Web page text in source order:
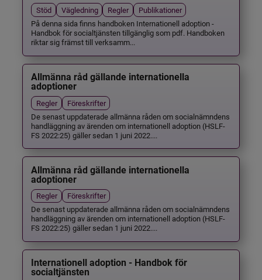
Stöd Vägledning Regler
Publikationer
På denna sida finns handboken Internationell adoption -
Handbok för socialtjänsten tillgänglig som pdf. Handboken
riktar sig främst till verksamm...
Allmänna råd gällande internationella
adoptioner
Regler
Föreskrifter
De senast uppdaterade allmänna råden om socialnämndens
handläggning av ärenden om internationell adoption (HSLF-
FS 2022:25) gäller sedan 1 juni 2022....
Allmänna råd gällande internationella
adoptioner
Regler
Föreskrifter
De senast uppdaterade allmänna råden om socialnämndens
handläggning av ärenden om internationell adoption (HSLF-
FS 2022:25) gäller sedan 1 juni 2022....
Internationell adoption - Handbok för
socialtjänsten